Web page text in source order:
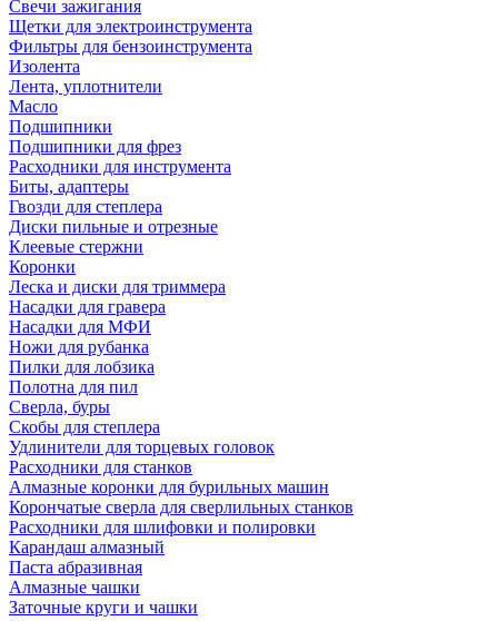
Свечи зажигания
Щетки для электроинструмента
Фильтры для бензоинструмента
Изолента
Лента, уплотнители
Масло
Подшипники
Подшипники для фрез
Расходники для инструмента
Биты, адаптеры
Гвозди для степлера
Диски пильные и отрезные
Клеевые стержни
Коронки
Леска и диски для триммера
Насадки для гравера
Насадки для МФИ
Ножи для рубанка
Пилки для лобзика
Полотна для пил
Сверла, буры
Скобы для степлера
Удлинители для торцевых головок
Расходники для станков
Алмазные коронки для бурильных машин
Корончатые сверла для сверлильных станков
Расходники для шлифовки и полировки
Карандаш алмазный
Паста абразивная
Алмазные чашки
Заточные круги и чашки